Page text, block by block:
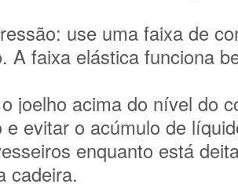
use uma faixa de
A faixa elástica funciona
joelho acima do nível do
e evitar o acúmulo de
enquanto está
cadeira.